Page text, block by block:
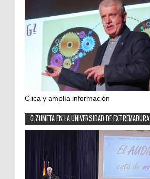
Clica y amplía información
G.ZUMETA EN LA UNIVERSIDAD DE EXTREMADURA